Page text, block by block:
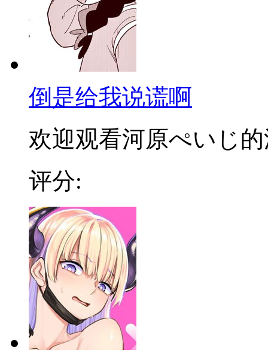
倒是给我说谎啊
欢迎观看河原ぺいじ
评分: